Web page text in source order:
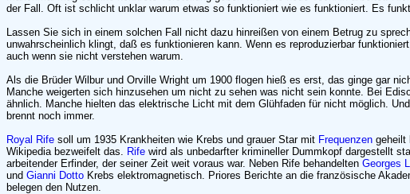
der Fall. Oft ist schlicht unklar warum etwas so funktioniert wie es funktioniert. Es
Lassen Sie sich in einem solchen Fall nicht dazu hinreißen von einem Betrug zu
unwahrscheinlich klingt, daß es funktionieren kann. Wenn es reproduzierbar
auch wenn sie nicht verstehen warum.
Als die Brüder Wilbur und Orville Wright um 1900 flogen hieß es erst, das ginge gar
Manche weigerten sich hinzusehen um nicht zu sehen was nicht sein konnte. Bei
ähnlich. Manche hielten das elektrische Licht mit dem Glühfaden für nicht möglich.
brennt noch immer.
Royal Rife soll um 1935 Krankheiten wie Krebs und grauer Star mit Frequenzen geheilt
Wikipedia bezweifelt das.
Rife wird als unbedarfter krimineller Dummkopf dargestellt
arbeitender Erfinder, der seiner Zeit weit voraus war. Neben Rife behandelten Georges
und Gianni Dotto Krebs elektromagnetisch. Priores Berichte an die französische
belegen den Nutzen.